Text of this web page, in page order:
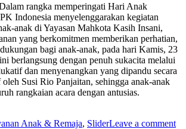
rangka memperingati Hari Anak
Indonesia menyelenggarakan kegiatan
anak di Yayasan Mahkota Kasih Insani,
yang berkomitmen memberikan perhatian,
bagi anak-anak, pada hari Kamis, 23
berlangsung dengan penuh sukacita melalui
dan menyenangkan yang dipandu secara
Susi Rio Panjaitan, sehingga anak-anak
rangkaian acara dengan antusias.
Anak & Remaja, SliderLeave a comment